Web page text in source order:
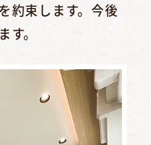
約束します。今後
。